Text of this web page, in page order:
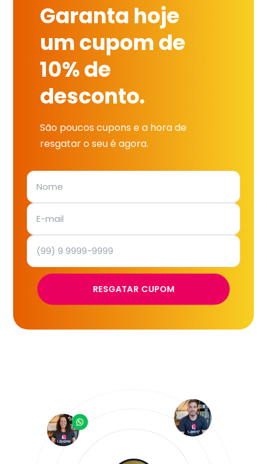
Garanta hoje
um cupom de
10% de
desconto.
São poucos cupons e a hora de
resgatar o seu é agora.
RESGATAR CUPOM